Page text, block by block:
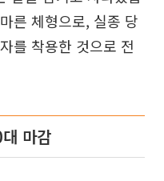
른 체형으로, 실종 당
를 착용한 것으로 전
마감